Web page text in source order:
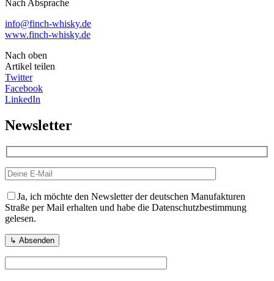
Nach Absprache
info@finch-whisky.de
www.finch-whisky.de
Nach oben
Artikel teilen
Twitter
Facebook
LinkedIn
Newsletter
Ja, ich möchte den Newsletter der deutschen Manufakturen
Straße per Mail erhalten und habe die Datenschutzbestimmung
gelesen.